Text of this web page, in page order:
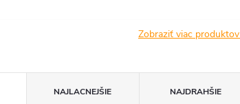
Zobraziť viac produktov
NAJLACNEJŠIE NAJDRAHŠIE